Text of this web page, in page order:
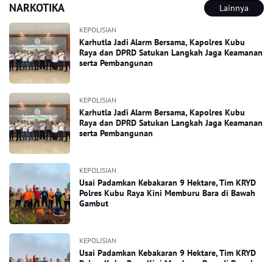
NARKOTIKA Lainnya
KEPOLISIAN
Karhutla Jadi Alarm Bersama, Kapolres Kubu
Raya dan DPRD Satukan Langkah Jaga Keamanan
serta Pembangunan
KEPOLISIAN
Karhutla Jadi Alarm Bersama, Kapolres Kubu
Raya dan DPRD Satukan Langkah Jaga Keamanan
serta Pembangunan
KEPOLISIAN
Usai Padamkan Kebakaran 9 Hektare, Tim KRYD
Polres Kubu Raya Kini Memburu Bara di Bawah
Gambut
KEPOLISIAN
Usai Padamkan Kebakaran 9 Hektare, Tim KRYD